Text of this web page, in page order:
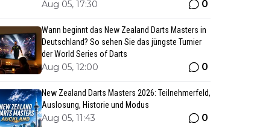
Aug 05, 17:30 0
Wann beginnt das New Zealand Darts Masters in
Deutschland? So sehen Sie das jüngste Turnier
der World Series of Darts
Aug 05, 12:00 0
New Zealand Darts Masters 2026: Teilnehmerfeld,
Auslosung, Historie und Modus
Aug 05, 11:43 0